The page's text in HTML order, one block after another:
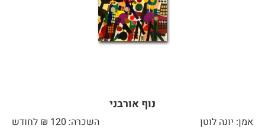
נוף אורבני
אמן: יונה לוטן
השכרה: 120 ₪ לחודש